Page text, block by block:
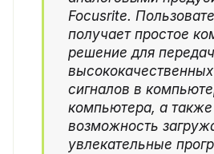
Focusrite.
получает простое
решение для
сигналов в
компьютера, а также
возможность
увлекательные